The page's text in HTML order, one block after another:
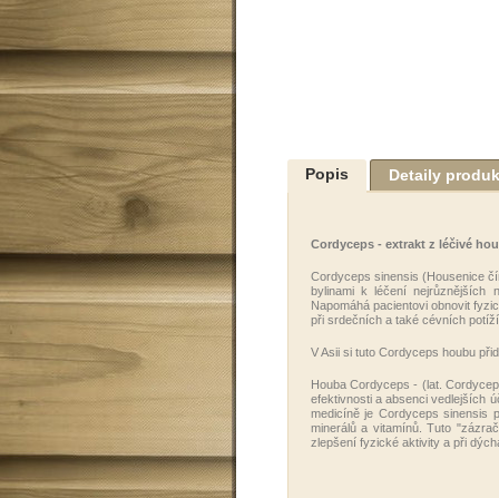
Popis Detaily
Cordyceps - extrakt z léčivé
Cordyceps sinensis (Housenice
bylinami k léčení nejrůznějších
Napomáhá pacientovi obnovit
při srdečních a také cévních
V Asii si tuto Cordyceps houbu př
Houba Cordyceps - (lat.
efektivnosti a absenci vedlejších
medicíně je Cordyceps sinensis
minerálů a vitamínů. Tuto
zlepšení fyzické aktivity a při